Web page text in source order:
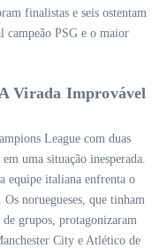
finalistas e seis ostentam
campeão PSG e o maior
Virada Improvável
League com duas
uma situação inesperada.
equipe italiana enfrenta o
noruegueses, que tinham
de grupos, protagonizaram
City e Atlético de